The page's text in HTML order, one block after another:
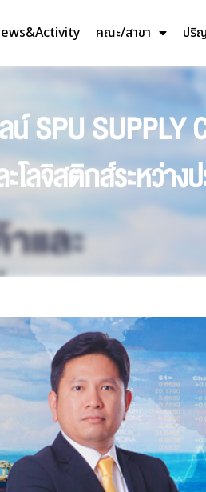
คณะ/สาขา ปริ
SPU SUPPLY
ลจิสติกส์ระหว่าง